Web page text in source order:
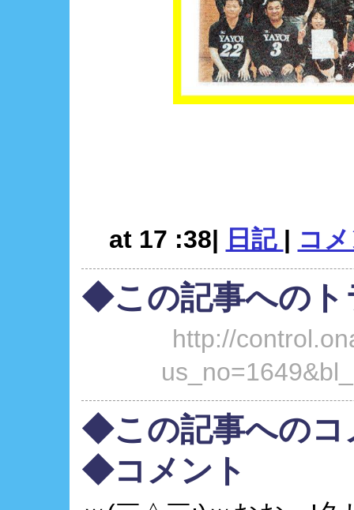
at 17 :38| 日記 | コ
◆この記事へのト
http://
◆この記事へのコ
◆コメント